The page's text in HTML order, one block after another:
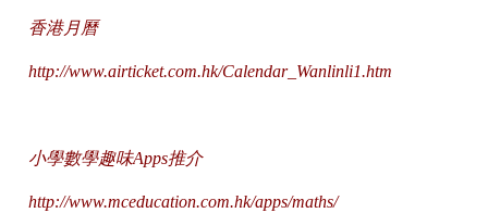
香港月曆
http://www.airticket.com.hk/Calendar_Wanlinli1.htm
小學數學趣味Apps推介
http://www.mceducation.com.hk/apps/maths/